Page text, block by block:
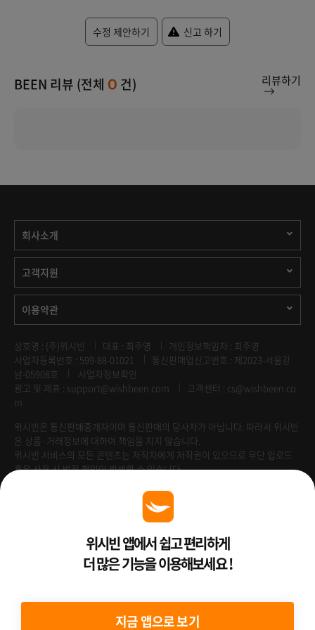
수정 제안하기 신고 하기
BEEN 리뷰 (전체 0 건) 리뷰하기
회사소개
고객지원
이용약관
상호명 : (주)위시빈 대표 : 최주영
개인정보책임자 : 최주영
사업자등록번호 : 599-88-01021
통신판매업신고번호 : 제2023-서울강
남-05908호
사업자정보확인
광고 및 제휴 : support@wishbeen.com
고객센터 : cs@wishbeen.co
m
위시빈은 통신판매중개자이며 통신판매의 당사자가 아닙니다. 따라서 위시빈
은 상품·거래정보에 대하여 책임을 지지 않습니다.
위시빈 서비스의 모든 콘텐츠는 저작자에게 저작권이 있으므로 무단 업로드
혹은 사용 시 법적 책임이 발생할 수 있습니다.
Venture Enterprise위시빈 앱에서 쉽고 편리하게
더 많은 기능을 이용해보세요 !
지금 앱으로 보기